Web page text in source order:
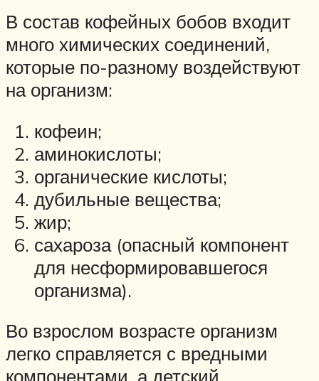
В состав кофейных бобов входит
много химических соединений,
которые по-разному воздействуют
на организм:
кофеин;
аминокислоты;
органические кислоты;
дубильные вещества;
жир;
сахароза (опасный компонент
для несформировавшегося
организма).
Во взрослом возрасте организм
легко справляется с вредными
компонентами, а детский